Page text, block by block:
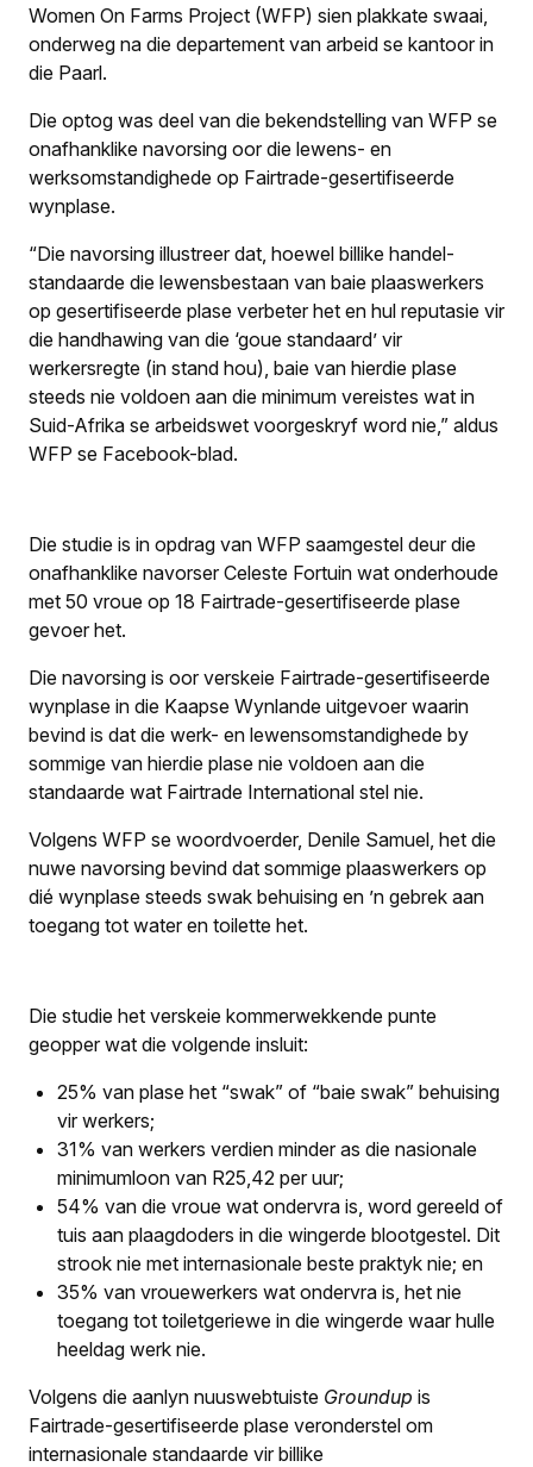
Women On Farms Project (WFP) sien plakkate swaai,
onderweg na die departement van arbeid se kantoor in
die Paarl.
Die optog was deel van die bekendstelling van WFP se
onafhanklike navorsing oor die lewens- en
werksomstandighede op Fairtrade-gesertifiseerde
wynplase.
“Die navorsing illustreer dat, hoewel billike handel-
standaarde die lewensbestaan van baie plaaswerkers
op gesertifiseerde plase verbeter het en hul reputasie vir
die handhawing van die ‘goue standaard’ vir
werkersregte (in stand hou), baie van hierdie plase
steeds nie voldoen aan die minimum vereistes wat in
Suid-Afrika se arbeidswet voorgeskryf word nie,” aldus
WFP se Facebook-blad.
Die studie is in opdrag van WFP saamgestel deur die
onafhanklike navorser Celeste Fortuin wat onderhoude
met 50 vroue op 18 Fairtrade-gesertifiseerde plase
gevoer het.
Die navorsing is oor verskeie Fairtrade-gesertifiseerde
wynplase in die Kaapse Wynlande uitgevoer waarin
bevind is dat die werk- en lewensomstandighede by
sommige van hierdie plase nie voldoen aan die
standaarde wat Fairtrade International stel nie.
Volgens WFP se woordvoerder, Denile Samuel, het die
nuwe navorsing bevind dat sommige plaaswerkers op
dié wynplase steeds swak behuising en ’n gebrek aan
toegang tot water en toilette het.
Die studie het verskeie kommerwekkende punte
geopper wat die volgende insluit:
25% van plase het “swak” of “baie swak” behuising
vir werkers;
31% van werkers verdien minder as die nasionale
minimumloon van R25,42 per uur;
54% van die vroue wat ondervra is, word gereeld of
tuis aan plaagdoders in die wingerde blootgestel. Dit
strook nie met internasionale beste praktyk nie; en
35% van vrouewerkers wat ondervra is, het nie
toegang tot toiletgeriewe in die wingerde waar hulle
heeldag werk nie.
Volgens die aanlyn nuuswebtuiste Groundup is
Fairtrade-gesertifiseerde plase veronderstel om
internasionale standaarde vir billike